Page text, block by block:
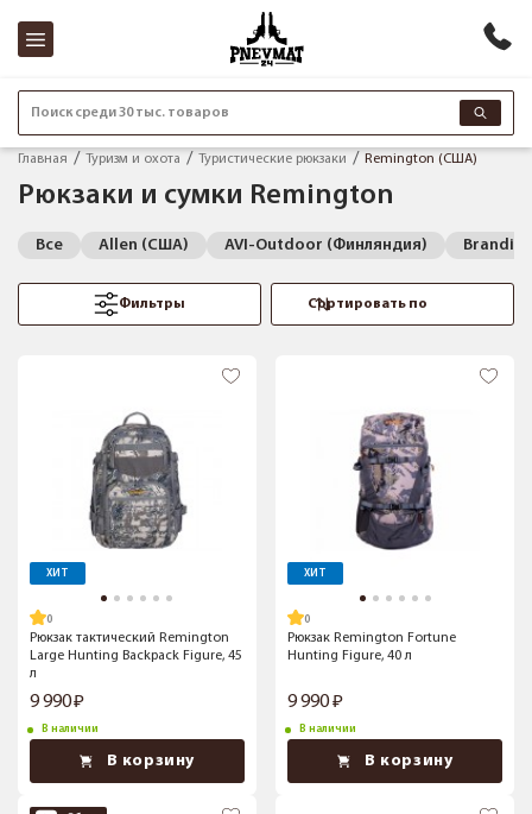
Поиск среди 30 тыс. товаров
Главная Туризм и охота Туристические рюкзаки Remington (США)
Рюкзаки и сумки Remington
Все Allen (США) AVI-Outdoor (Финляндия) Brandit
Фильтры
ХИТ
Рюкзак тактический Remington
Large Hunting Backpack Figure, 45
л
9 990
В наличии
В корзину
ХИТ
Рюкзак Remington Fortune
Hunting Figure, 40 л
9 990
В наличии
В корзину